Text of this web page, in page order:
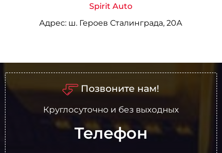
Spirit Auto
Адрес: ш. Героев Сталинграда, 20А
Позвоните нам!
Круглосуточно и без выходных
Телефон